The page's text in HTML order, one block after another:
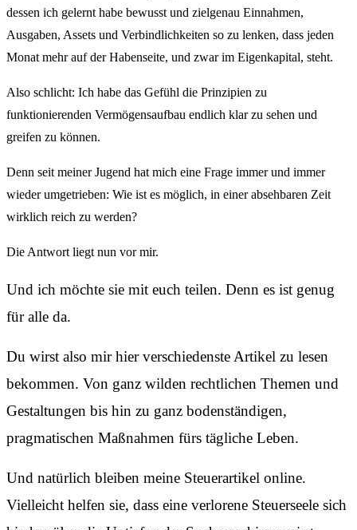
dessen ich gelernt habe bewusst und zielgenau Einnahmen,
Ausgaben, Assets und Verbindlichkeiten so zu lenken, dass jeden
Monat mehr auf der Habenseite, und zwar im Eigenkapital, steht.
Also schlicht: Ich habe das Gefühl die Prinzipien zu
funktionierenden Vermögensaufbau endlich klar zu sehen und
greifen zu können.
Denn seit meiner Jugend hat mich eine Frage immer und immer
wieder umgetrieben: Wie ist es möglich, in einer absehbaren Zeit
wirklich reich zu werden?
Die Antwort liegt nun vor mir.
Und ich möchte sie mit euch teilen. Denn es ist genug
für alle da.
Du wirst also mir hier verschiedenste Artikel zu lesen
bekommen. Von ganz wilden rechtlichen Themen und
Gestaltungen bis hin zu ganz bodenständigen,
pragmatischen Maßnahmen fürs tägliche Leben.
Und natürlich bleiben meine Steuerartikel online.
Vielleicht helfen sie, dass eine verlorene Steuerseele sich